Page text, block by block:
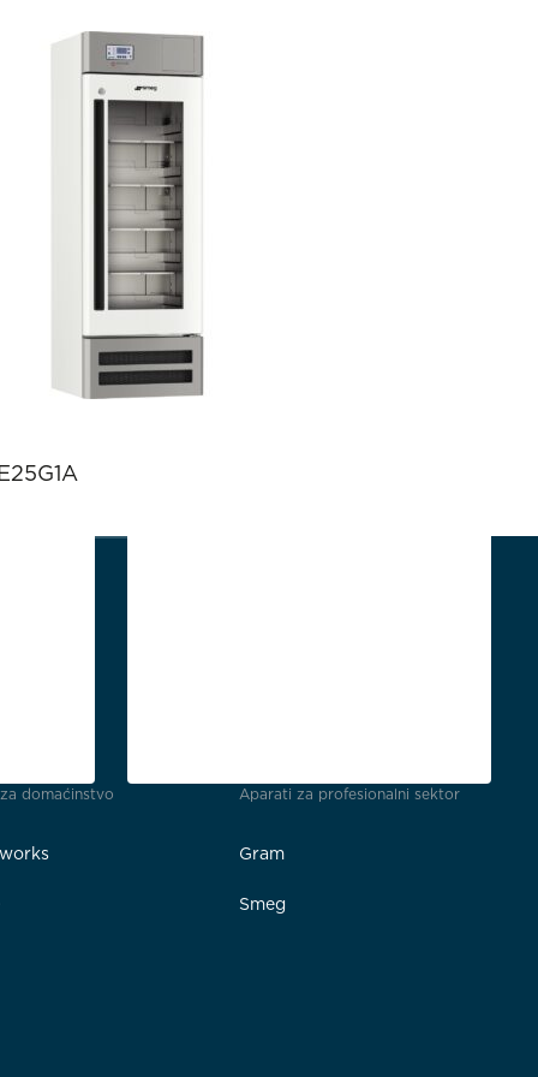
domaćinstvo Aparati za profesionalni sektor
Gram
Smeg